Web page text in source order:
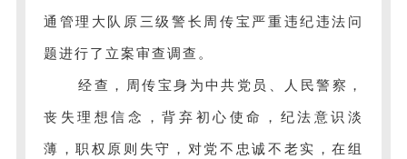
通管理大队原三级警长周传宝严重违纪违法问
题进行了立案审查调查。
经查，周传宝身为中共党员、人民警察，
丧失理想信念，背弃初心使命，纪法意识淡
薄，职权原则失守，对党不忠诚不老实，在组